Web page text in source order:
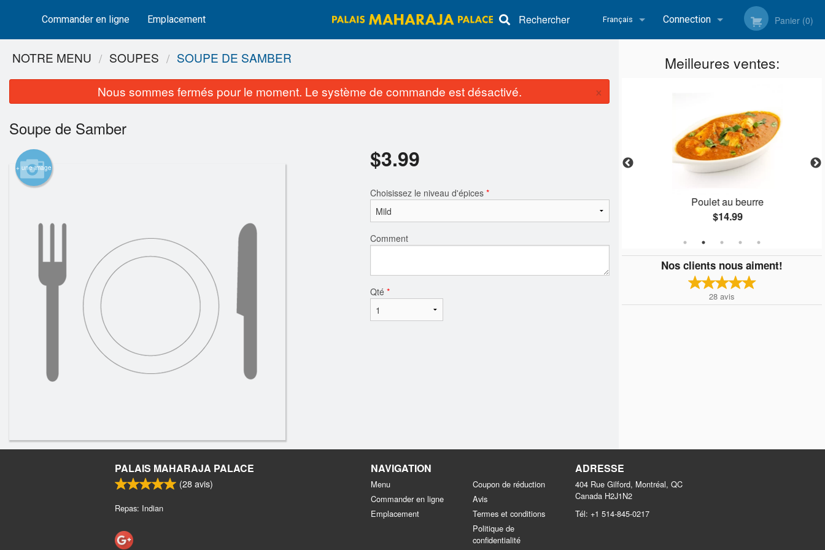
Commander en ligne Emplacement Français Connection
Inscription
Panier (0)
Rechercher
Meilleures ventes:
Thali au poulet au beurre
Poulet au beurre
$14.99
Nos clients nous aiment!
28 avis
NOTRE MENU SOUPES SOUPE DE SAMBER
Nous sommes fermés pour le moment. Le système de commande est désactivé. ×
Soupe de Samber
+ une image $3.99
Choisissez le niveau d'épices *
Comment
Qté *
PALAIS MAHARAJA PALACE
(28avis)
Repas: Indian
NAVIGATION
Menu
Commander en ligne
Emplacement
Coupon de réduction
Avis
Termes et conditions
Politique de
confidentialité
ADRESSE
404 Rue Gilford, Montréal, QC
Canada H2J1N2
Tél: +1 514-845-0217